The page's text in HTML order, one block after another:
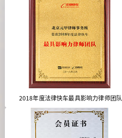
2018年度法律快车最具影响力律师团队